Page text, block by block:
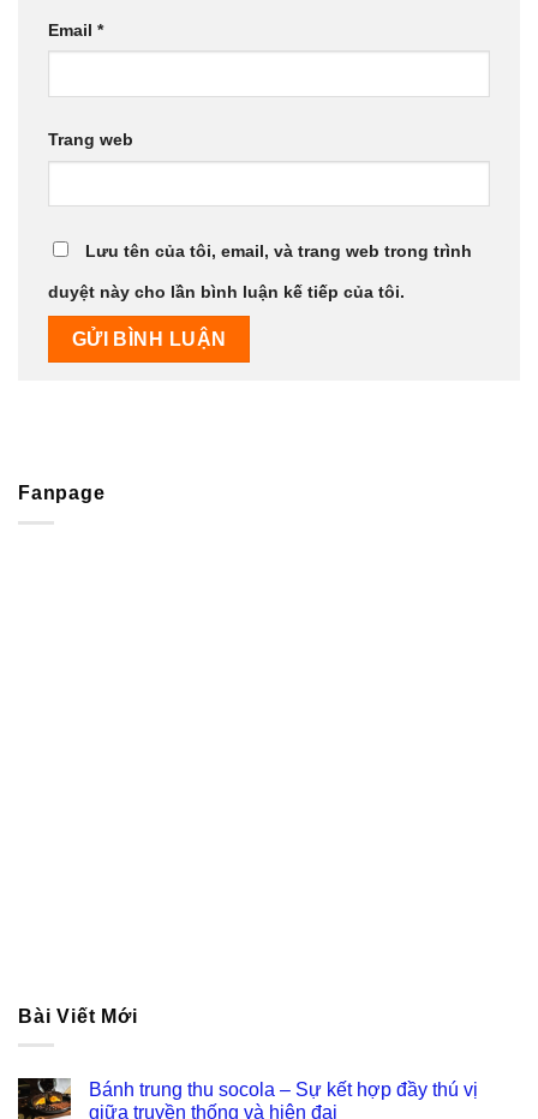
Email *
Trang web
Lưu tên của tôi, email, và trang web trong trình
duyệt này cho lần bình luận kế tiếp của tôi.
Fanpage
Bài Viết Mới
Bánh trung thu socola – Sự kết hợp đầy thú vị
giữa truyền thống và hiện đại